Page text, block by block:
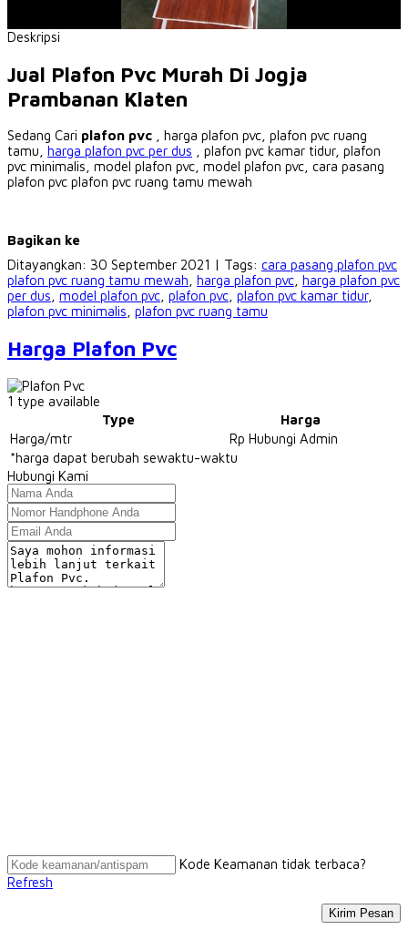
Deskripsi
Jual Plafon Pvc Murah Di Jogja
Prambanan Klaten
Sedang Cari plafon pvc , harga plafon pvc, plafon pvc ruang
tamu, harga plafon pvc per dus , plafon pvc kamar tidur, plafon
pvc minimalis, model plafon pvc, model plafon pvc, cara pasang
plafon pvc plafon pvc ruang tamu mewah
Bagikan ke
Ditayangkan: 30 September 2021 | Tags: cara pasang plafon pvc
plafon pvc ruang tamu mewah, harga plafon pvc, harga plafon pvc
per dus, model plafon pvc, plafon pvc, plafon pvc kamar tidur,
plafon pvc minimalis, plafon pvc ruang tamu
Harga Plafon Pvc
1 type available
Type
Harga
Harga/mtr
Rp Hubungi Admin
*harga dapat berubah sewaktu-waktu
Hubungi Kami
Kode Keamanan tidak terbaca?
Refresh
Kirim Pesan